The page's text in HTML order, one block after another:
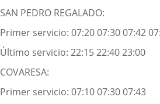
SAN PEDRO REGALADO:
Primer servicio: 07:20 07:30 07:42
Último servicio: 22:15 22:40 23:00
COVARESA:
Primer servicio: 07:10 07:30 07:43